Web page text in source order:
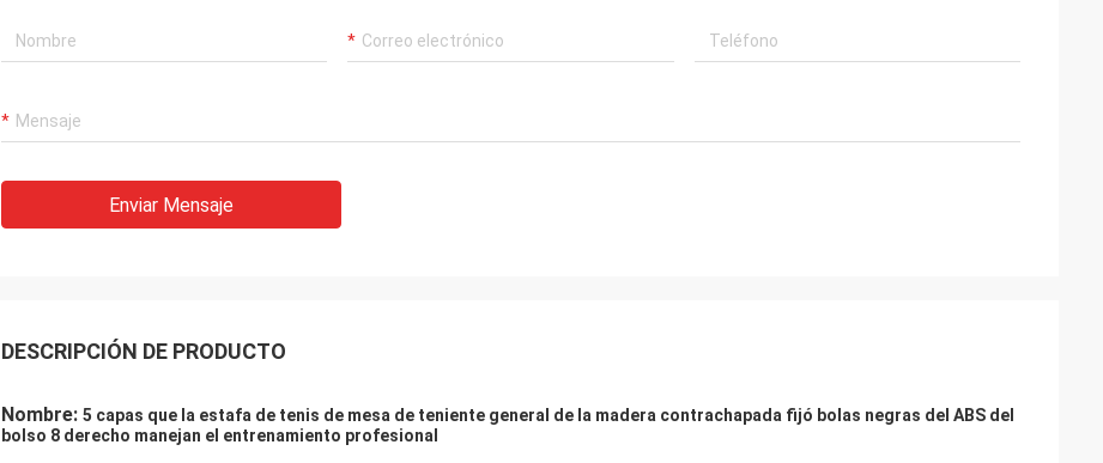
Enviar Mensaje
DESCRIPCIÓN DE PRODUCTO
Nombre: 5 capas que la estafa de tenis de mesa de teniente general de la madera contrachapada fijó bolas negras del ABS del
bolso 8 derecho manejan el entrenamiento profesional